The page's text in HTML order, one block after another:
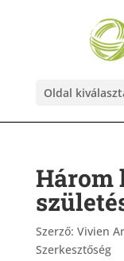
Oldal
Három
Szerző: Vivien
Szerkesztőség